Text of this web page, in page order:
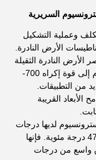
السريرية
وعملية التشكيل
الأرض النادرة.
النادرة الثقيلة
، يمكن أن تصل مغناطيسات فيرريت الستونسيوم إلى قوة إكراه 700-
القريبة
لديها درجات
حرارة كوري عالية ، عادة ما تكون حوالي 450-470 درجة مئوية. فإنها
واسع من درجات